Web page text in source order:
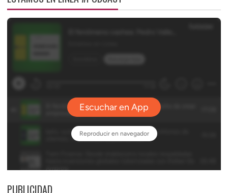
PUBLICIDAD